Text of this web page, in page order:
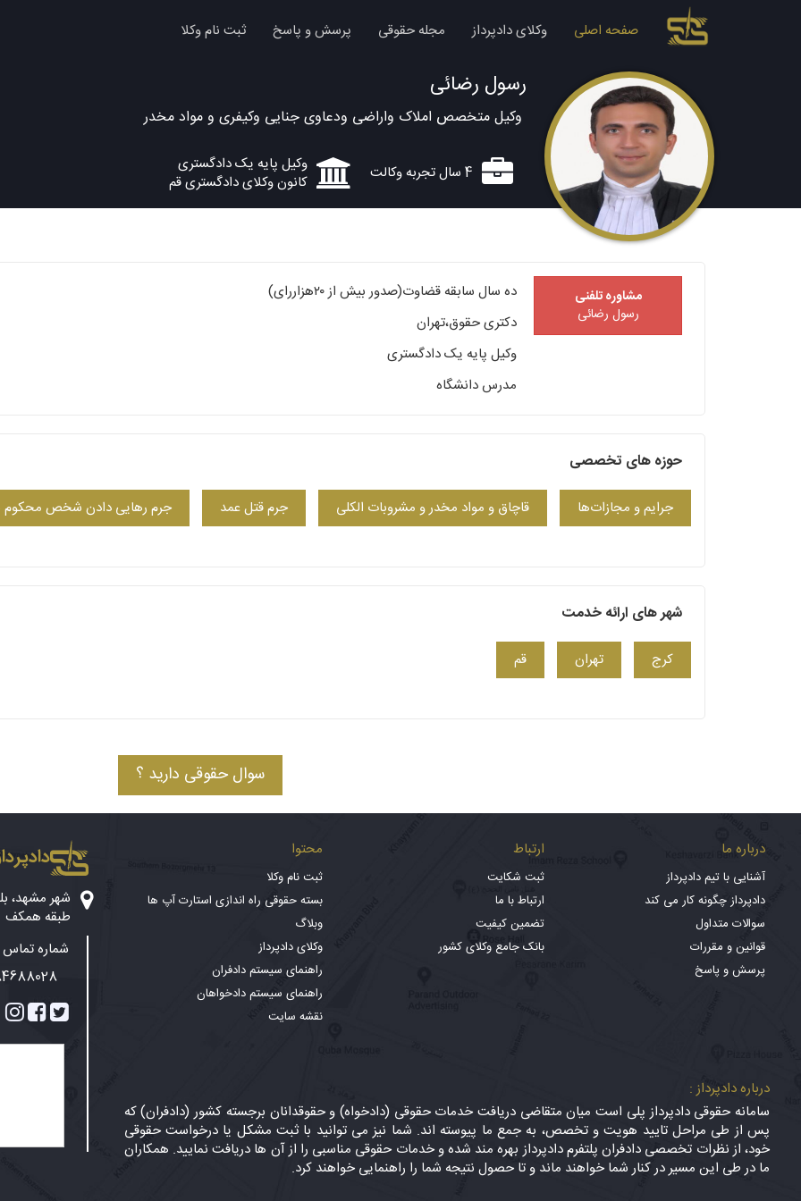
صفحه اصلی وکلای دادپرداز مجله حقوقی پرسش و پاسخ ثبت نام وکلا
رسول رضائی
وکیل متخصص املاک واراضی ودعاوی جنایی وکیفری و مواد مخدر
4 سال تجربه وکالت
وکیل پایه یک دادگستری
کانون وکلای دادگستری قم
مشاوره تلفنی
رسول رضائی
ده سال سابقه قضاوت(صدور بیش از ۲۰هزاررای)
دکتری حقوق،تهران
وکیل پایه یک دادگستری
مدرس دانشگاه
حوزه های تخصصی
جرایم و مجازات‌ها قاچاق و مواد مخدر و مشروبات الکلی جرم قتل عمد جرم رهایی دادن شخص
شهر های ارائه خدمت
کرج تهران قم
سوال حقوقی دارید ؟
درباره ما
آشنایی با تیم دادپرداز
دادپرداز چگونه کار می کند
سوالات متداول
قوانین و مقررات
پرسش و پاسخ
ارتباط
ثبت شکایت
ارتباط با ما
تضمین کیفیت
بانک جامع وکلای کشور
محتوا
ثبت نام وکلا
بسته حقوقی راه اندازی استارت آپ ها
وبلاگ
وکلای دادپرداز
راهنمای سیستم دادفران
راهنمای سیستم دادخواهان
نقشه سایت
درباره دادپرداز :
سامانه حقوقی دادپرداز پلی است میان متقاضی دریافت خدمات حقوقی (دادخواه) و حقوقدانان برجسته کشور (دادفران) که
پس از طی مراحل تایید هویت و تخصص، به جمع ما پیوسته اند. شما نیز می توانید با ثبت مشکل یا درخواست حقوقی
خود، از نظرات تخصصی دادفران پلتفرم دادپرداز بهره مند شده و خدمات حقوقی مناسبی را از آن ها دریافت نمایید. همکاران
ما در طی این مسیر در کنار شما خواهند ماند و تا حصول نتیجه شما را راهنمایی خواهند کرد.
طبقه همکف
شماره تماس